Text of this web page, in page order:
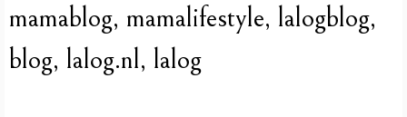
mamablog, mamalifestyle, lalogblog,
blog, lalog.nl, lalog